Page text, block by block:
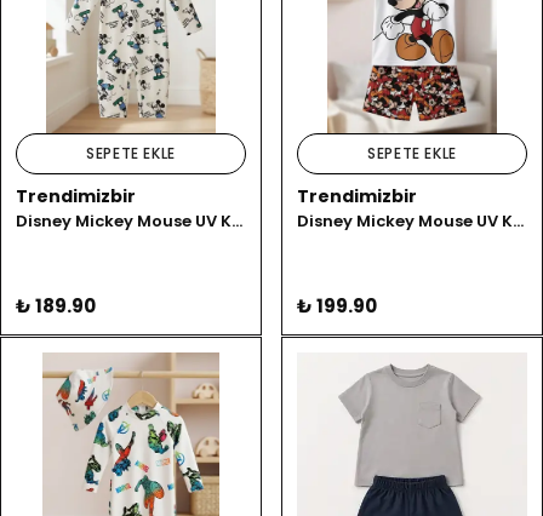
SEPETE EKLE
Trendimizbir
Disney Mickey Mouse UV Korumalı Uzun Kollu Erkek Çocuk Mayo Takımı
₺ 189.90
SEPETE EKLE
Trendimizbir
Disney Mickey Mouse UV Korumalı Erkek Çocuk 2'li Mayo Takımı
₺ 199.90